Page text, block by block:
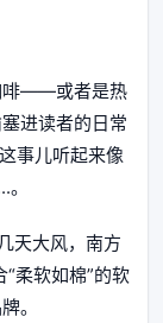
啡——或者是热
进读者的日常
事儿听起来像
天大风，南方
柔软如棉”的软
。